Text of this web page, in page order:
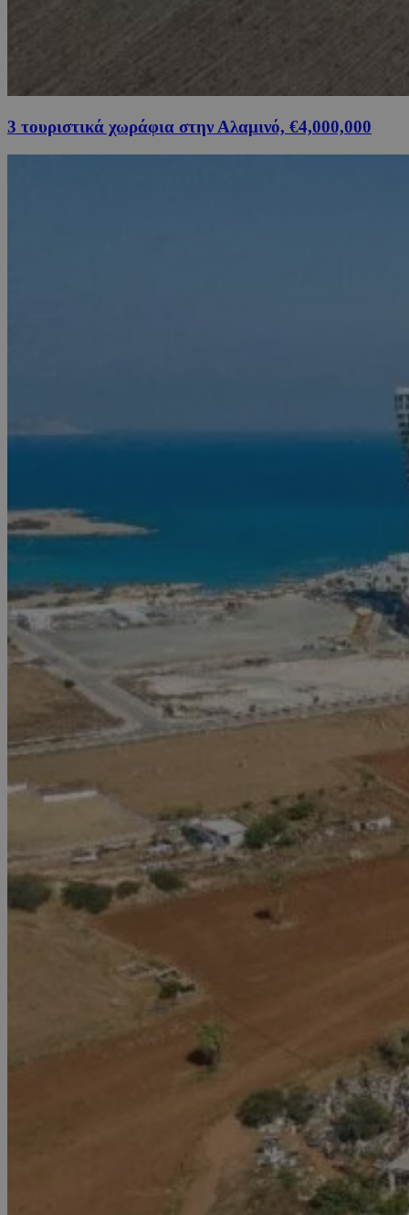
3 τουριστικά χωράφια στην Αλαμινό, €4,000,000